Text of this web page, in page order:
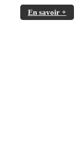
En savoir +